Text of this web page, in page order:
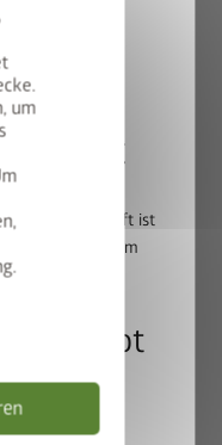
um
Boden. Optional
Zwischenboden
zu verringern und
ich für das
BikeLift
Der BikeLift ist
zum
Angebot
in den